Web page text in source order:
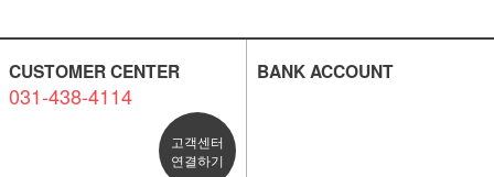
CUSTOMER CENTER
031-438-4114
고객센터
연결하기
BANK ACCOUNT